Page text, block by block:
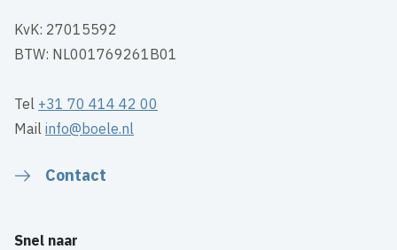
KvK: 27015592
BTW: NL001769261B01
Tel +31 70 414 42 00
Mailinfo@boele.nl
Contact
Snel naar